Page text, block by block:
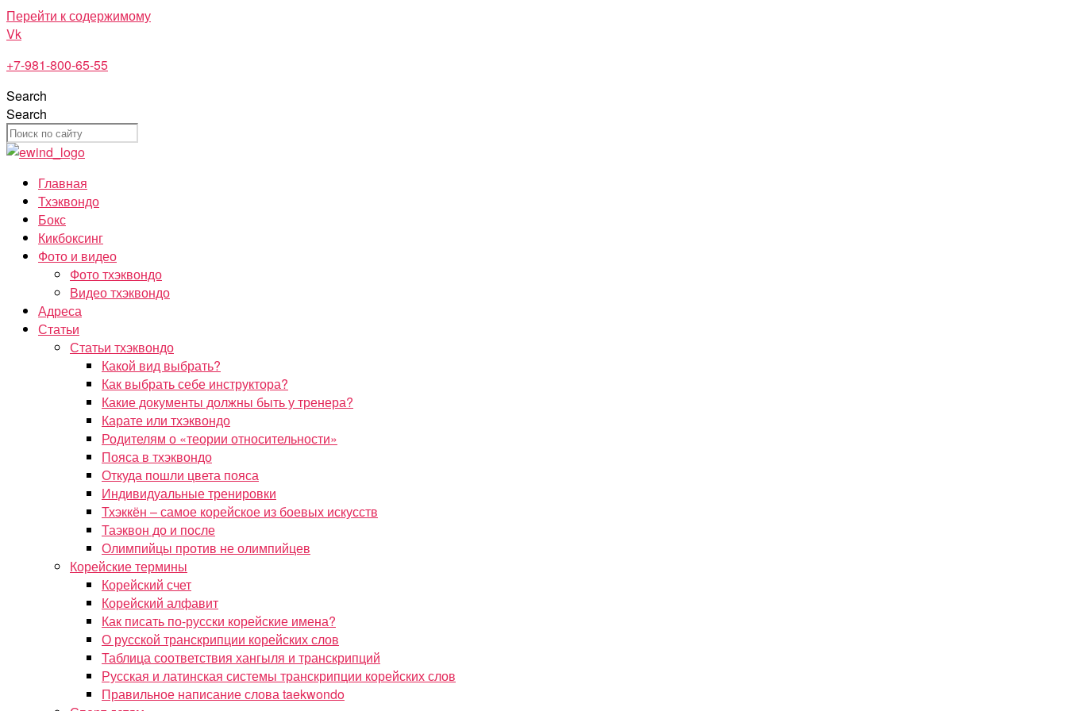
Перейти к содержимому
Vk
+7-981-800-65-55
Search
Search
Главная
Тхэквондо
Бокс
Кикбоксинг
Фото и видео
Фото тхэквондо
Видео тхэквондо
Адреса
Статьи
Статьи тхэквондо
Какой вид выбрать?
Как выбрать себе инструктора?
Какие документы должны быть у тренера?
Карате или тхэквондо
Родителям о «теории относительности»
Пояса в тхэквондо
Откуда пошли цвета пояса
Индивидуальные тренировки
Тхэккён – самое корейское из боевых искусств
Таэквон до и после
Олимпийцы против не олимпийцев
Корейские термины
Корейский счет
Корейский алфавит
Как писать по-русски корейские имена?
О русской транскрипции корейских слов
Таблица соответствия хангыля и транскрипций
Русская и латинская системы транскрипции корейских слов
Правильное написание слова taekwondo